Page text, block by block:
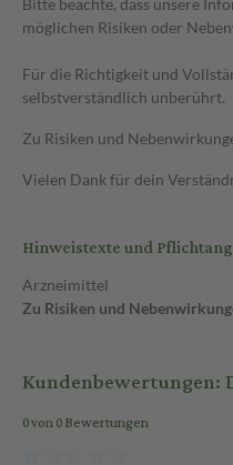
Bitte beachte, dass unsere
möglichen Risiken oder
Für die Richtigkeit und
selbstverständlich unberührt.
Zu Risiken und
Vielen Dank für dein
Hinweistexte und
Arzneimittel
Zu Risiken und
Kundenbewertungen:
0 von 0 Bewertungen